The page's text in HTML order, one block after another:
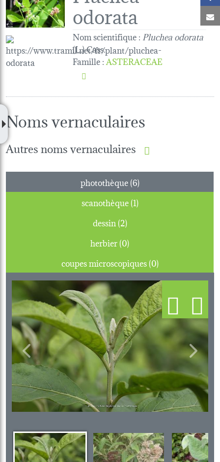
odorata
Nom scientifique : Pluchea odorata
(L.) Cass.
Famille:ASTERACEAE
Noms vernaculaires
Autres noms vernaculaires
photothèque (6)
scanothèque (1)
dessin (2)
herbier (0)
coupes microscopiques (0)
Previous Next